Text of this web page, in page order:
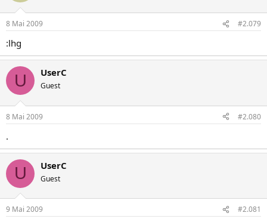
8 Mai 2009 #2.079
:lhg
U UserC
Guest
8 Mai 2009 #2.080
.
U UserC
Guest
9 Mai 2009 #2.081